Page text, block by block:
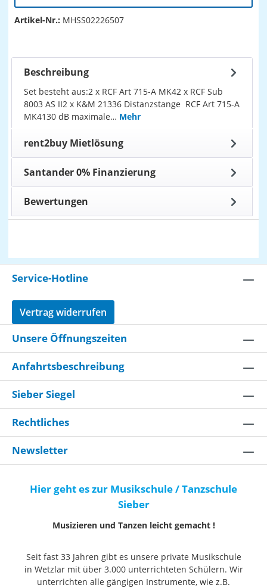
Artikel-Nr.: MHSS02226507
Beschreibung
Set besteht aus:2 x RCF Art 715-A MK42 x RCF Sub
8003 AS II2 x K&M 21336 Distanzstange RCF Art 715-A
MK4130 dB maximale… Mehr
rent2buy Mietlösung
Santander 0% Finanzierung
Bewertungen
Service-Hotline
Vertrag widerrufen
Unsere Öffnungszeiten
Anfahrtsbeschreibung
Sieber Siegel
Rechtliches
Newsletter
Hier geht es zur Musikschule / Tanzschule
Sieber
Musizieren und Tanzen leicht gemacht !
Seit fast 33 Jahren gibt es unsere private Musikschule
in Wetzlar mit über 3.000 unterrichteten Schülern. Wir
unterrichten alle gängigen Instrumente, wie z.B.